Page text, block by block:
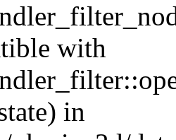
with
in